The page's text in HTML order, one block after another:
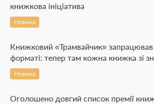
книжкова ініціатива
Новина
Книжковий «Трамвайчик»
форматі: тепер там кожна книжка зі
Новина
Оголошено довгий список премії